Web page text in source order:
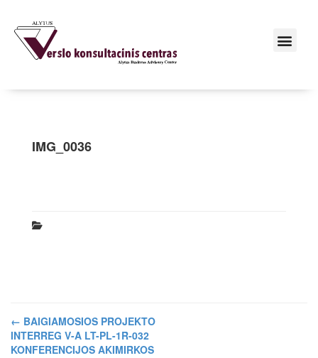
IMG_0036
← BAIGIAMOSIOS PROJEKTO
INTERREG V-A LT-PL-1R-032
KONFERENCIJOS AKIMIRKOS